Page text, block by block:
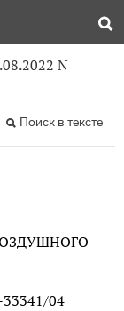
N
Поиск в тексте
33341/04